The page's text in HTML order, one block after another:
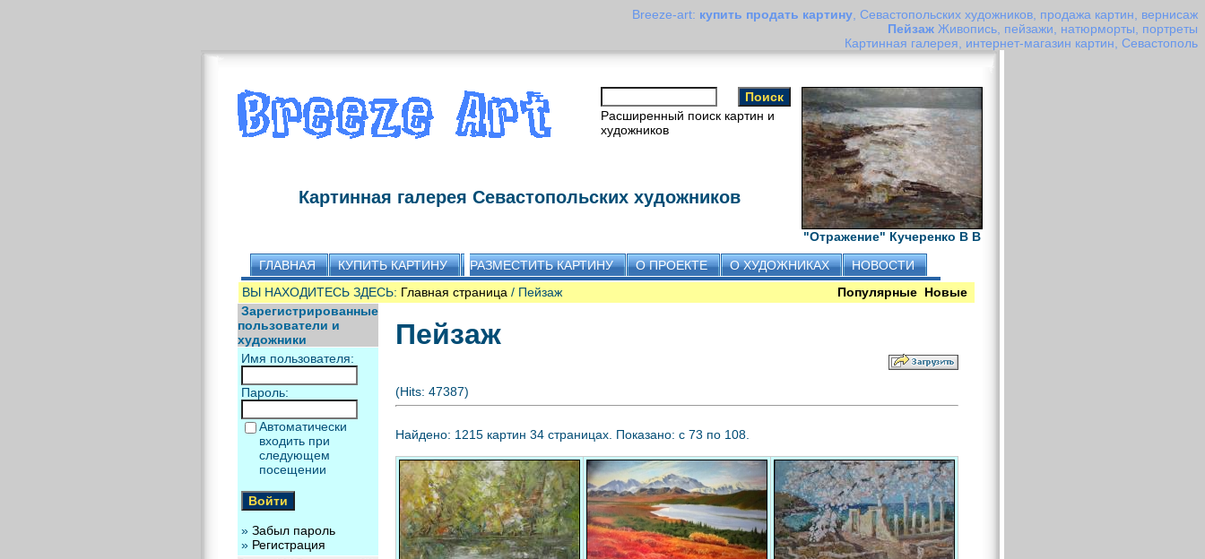
Breeze-art: купить продать картину , Севастопольских художников, продажа картин, вернисаж
Пейзаж Живопись, пейзажи, натюрморты, портреты
Картинная галерея, интернет-магазин картин, Севастополь
Расширенный поиск картин и
художников
"Отражение" Кучеренко В В
Картинная галерея Севастопольских художников
ГЛАВНАЯ КУПИТЬ КАРТИНУ РАЗМЕСТИТЬ КАРТИНУ О ПРОЕКТЕ О ХУДОЖНИКАХ
НОВОСТИ
ВЫ НАХОДИТЕСЬ ЗДЕСЬ: Главная страница / Пейзаж Популярные Новые
Зарегистрированные
пользователи и
художники
Имя пользователя:
Пароль:
Автоматически
входить при
следующем
посещении
» Забыл пароль
» Регистрация
Пейзаж
(Hits: 47387)
Найдено: 1215 картин 34 страницах. Показано: с 73 по 108.